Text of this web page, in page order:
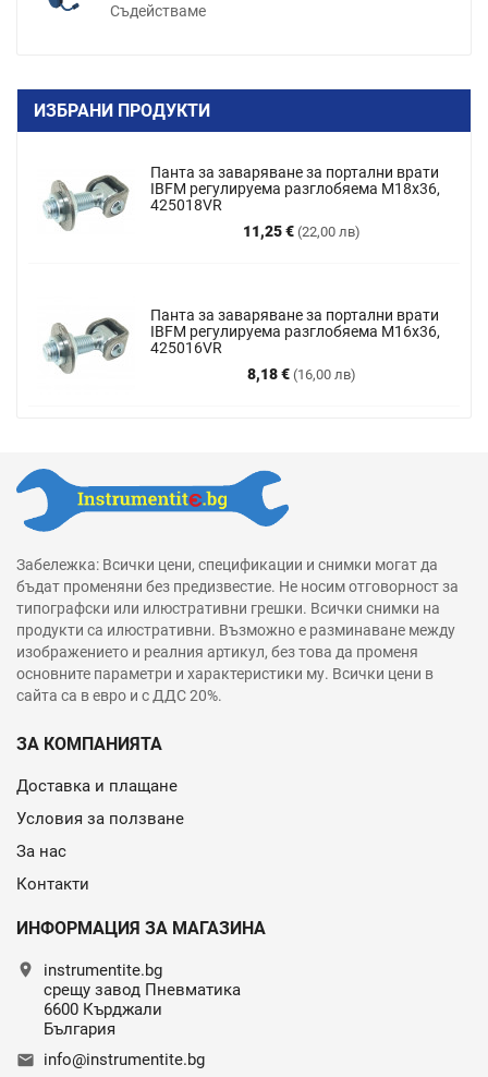
Съдействаме
ИЗБРАНИ ПРОДУКТИ
Панта за заваряване за портални врати
IBFM регулируема разглобяема M18x36,
425018VR
11,25 € (22,00 лв)
Цена
Панта за заваряване за портални врати
IBFM регулируема разглобяема М16х36,
425016VR
8,18 € (16,00 лв)
Цена
Забележка: Всички цени, спецификации и снимки могат да
бъдат променяни без предизвестие. Не носим отговорност за
типографски или илюстративни грешки. Всички снимки на
продукти са илюстративни. Възможно е разминаване между
изображението и реалния артикул, без това да променя
основните параметри и характеристики му. Всички цени в
сайта са в евро и с ДДС 20%.
ЗА КОМПАНИЯТА
Доставка и плащане
Условия за ползване
За нас
Контакти
ИНФОРМАЦИЯ ЗА МАГАЗИНА
location_on
instrumentite.bg
срещу завод Пневматика
6600 Кърджали
България
email info@instrumentite.bg